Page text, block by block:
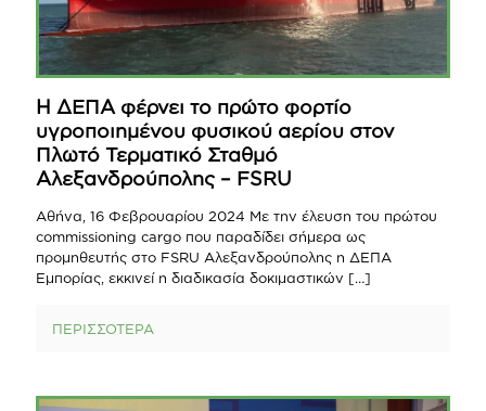
Η ΔΕΠΑ φέρνει το πρώτο φορτίο
υγροποιημένου φυσικού αερίου στον
Πλωτό Τερματικό Σταθμό
Αλεξανδρούπολης – FSRU
Αθήνα, 16 Φεβρουαρίου 2024 Με την έλευση του πρώτου
commissioning cargo που παραδίδει σήμερα ως
προμηθευτής στο FSRU Αλεξανδρούπολης η ΔΕΠΑ
Εμπορίας, εκκινεί η διαδικασία δοκιμαστικών […]
ΠΕΡΙΣΣΟΤΕΡΑ